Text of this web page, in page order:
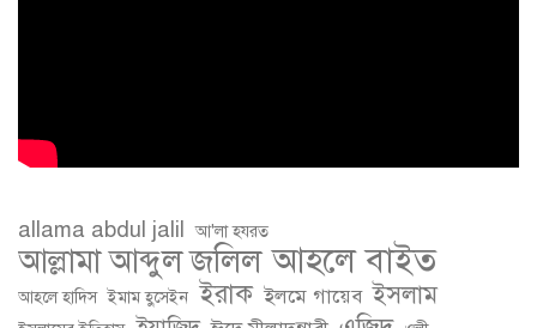
allama abdul jalil আ'লা হযরত
আল্লামা আব্দুল জলিল আহলে বাইত
আহলে হাদিস ইমাম হুসেইন ইরাক ইলমে গায়েব ইসলাম